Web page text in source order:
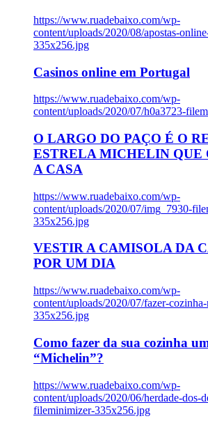
https://www.ruadebaixo.com/wp-
content/uploads/2020/08/apostas-
335x256.jpg
Casinos online em Portugal
https://www.ruadebaixo.com/wp-
content/uploads/2020/07/h0a3723-
O LARGO DO PAÇO É O
ESTRELA MICHELIN QUE
A CASA
https://www.ruadebaixo.com/wp-
content/uploads/2020/07/img_7930-
335x256.jpg
VESTIR A CAMISOLA DA
POR UM DIA
https://www.ruadebaixo.com/wp-
content/uploads/2020/07/fazer-
335x256.jpg
Como fazer da sua cozinha
“Michelin”?
https://www.ruadebaixo.com/wp-
content/uploads/2020/06/herdade-dos-
fileminimizer-335x256.jpg